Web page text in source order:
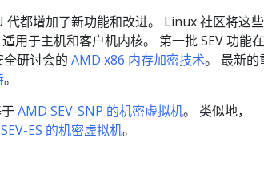
代都增加了新功能和改进。 Linux 社区将这些
用于主机和客户机内核。 第一批 SEV 功能在
研讨会的 AMD x86 内存加密技术。 最新的
。
AMD SEV-SNP 的机密虚拟机。 类似地，
ES 的机密虚拟机。